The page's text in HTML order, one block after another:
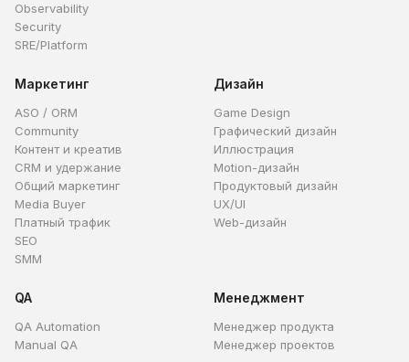
Observability
Security
SRE/Platform
Маркетинг
ASO / ORM
Community
Контент и креатив
CRM и удержание
Общий маркетинг
Media Buyer
Платный трафик
SEO
SMM
Дизайн
Game Design
Графический дизайн
Иллюстрация
Motion-дизайн
Продуктовый дизайн
UX/UI
Web-дизайн
QA
QA Automation
Manual QA
Менеджмент
Менеджер продукта
Менеджер проектов